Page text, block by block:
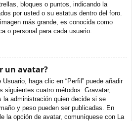
bloques o puntos, indicando la
por usted o su estatus dentro del foro.
más grande, es conocida como
o personal para cada usuario.
un avatar?
haga clic en “Perfil” puede añadir
siguientes cuatro métodos: Gravatar,
la administración quien decide si se
y peso pueden ser publicadas. En
la opción de avatar, comuníquese con La